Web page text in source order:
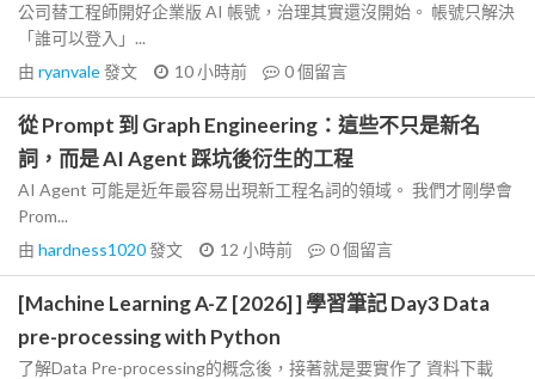
公司替工程師開好企業版 AI 帳號，治理其實還沒開始。 帳號只解決
「誰可以登入」...
由 ryanvale發文 10 小時前 0個留言
從 Prompt 到 Graph Engineering：這些不只是新名
詞，而是 AI Agent 踩坑後衍生的工程
AI Agent 可能是近年最容易出現新工程名詞的領域。 我們才剛學會
Prom...
由 hardness1020發文 12 小時前 0個留言
[Machine Learning A-Z [2026] ] 學習筆記 Day3 Data
pre-processing with Python
了解Data Pre-processing的概念後，接著就是要實作了 資料下載